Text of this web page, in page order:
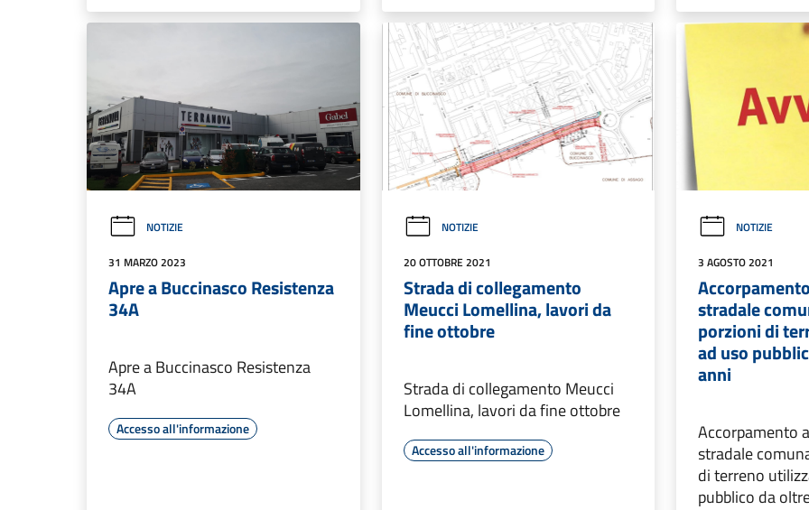
NOTIZIE
31 MARZO 2023
Apre a Buccinasco Resistenza
34A
Apre a Buccinasco Resistenza
34A
Accesso all'informazione
NOTIZIE
20 OTTOBRE 2021
Strada di collegamento
Meucci Lomellina, lavori da
fine ottobre
Strada di collegamento Meucci
Lomellina, lavori da fine ottobre
Accesso all'informazione
NOTIZIE
3 AGOSTO 2021
stradale
porzioni di
ad uso
anni
Accorpamento
stradale
di terreno
pubblico da